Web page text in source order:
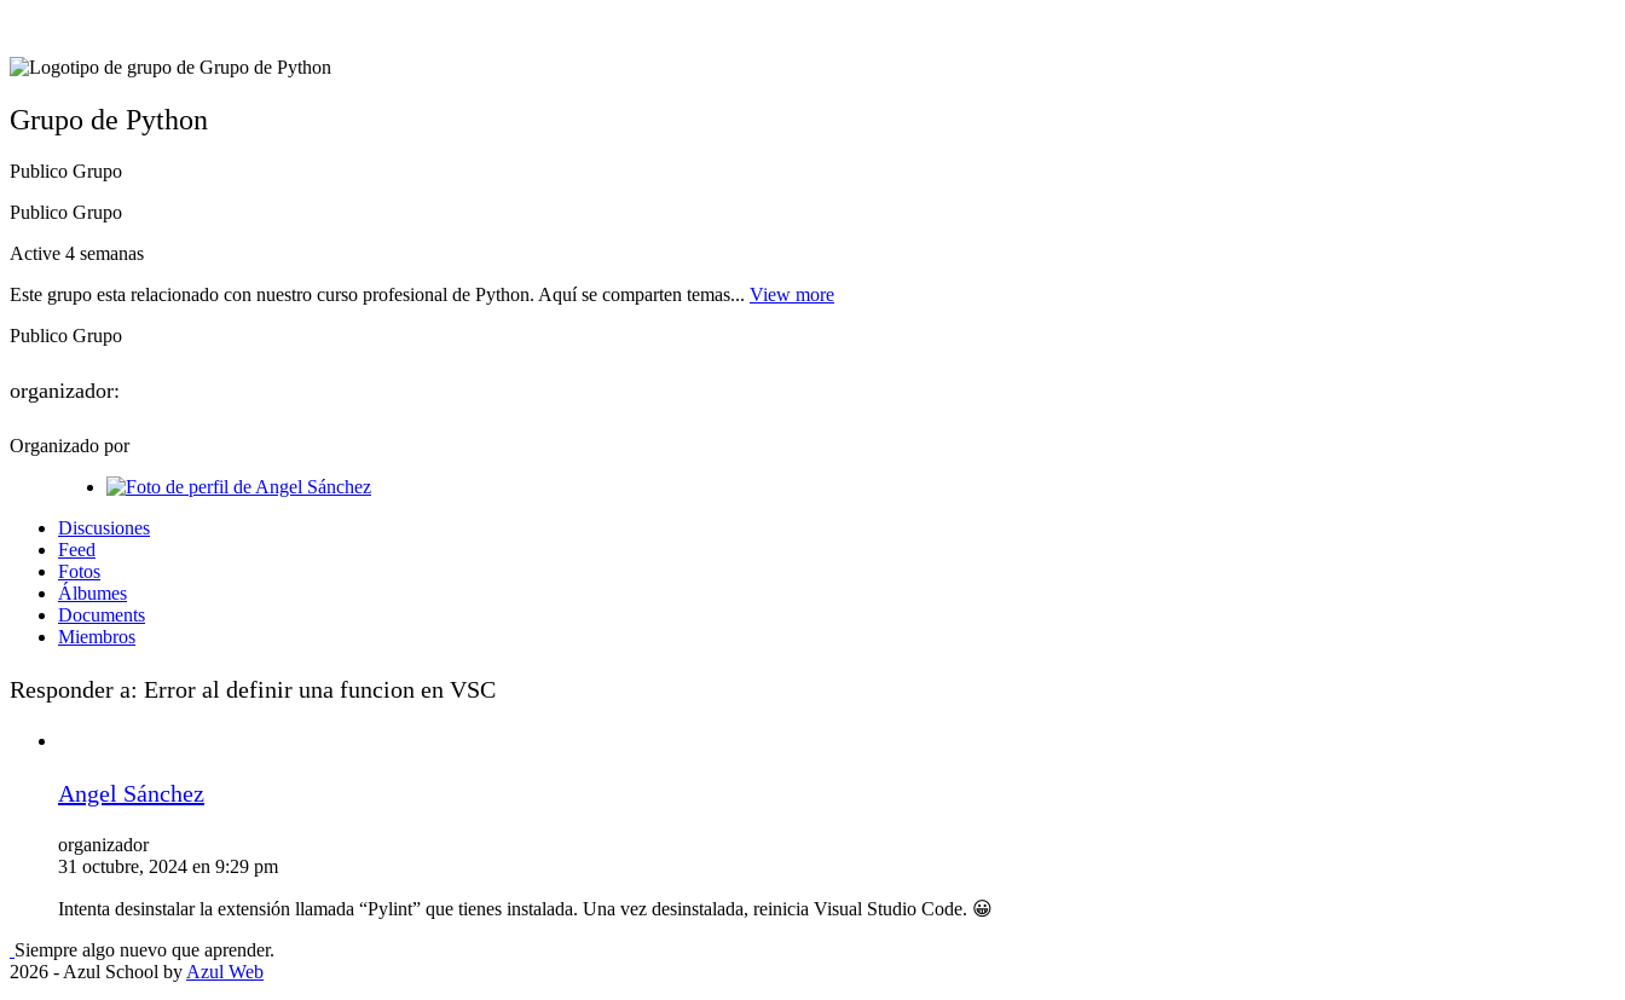
Grupo de Python
Publico Grupo
Publico Grupo
Active 4 semanas
Este grupo esta relacionado con nuestro curso profesional de Python. Aquí se comparten temas... View more
Publico Grupo
organizador:
Organizado por
Discusiones
Feed
Fotos
Álbumes
Documents
Miembros
Responder a: Error al definir una funcion en VSC
Angel Sánchez
organizador
31 octubre, 2024 en 9:29 pm
Intenta desinstalar la extensión llamada “Pylint” que tienes instalada. Una vez desinstalada, reinicia Visual Studio Code. 😀
Siempre algo nuevo que aprender.
2026 - Azul School by Azul Web